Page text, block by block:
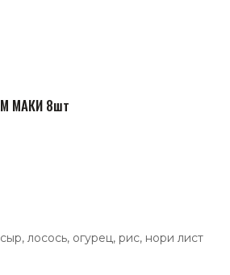
МАКИ 8шт
лосось, огурец, рис, нори лист